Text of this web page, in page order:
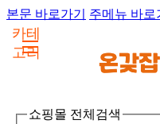
본문 바로가기 주메뉴 바로
쇼핑몰 전체검색
카테
고리